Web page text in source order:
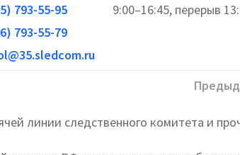
793-55-95
793-55-79
9:00–16:45, перерыв
линии следственного комитета и